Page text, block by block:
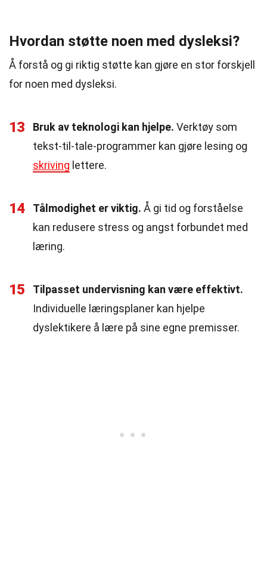
Hvordan støtte noen med dysleksi?
Å forstå og gi riktig støtte kan gjøre en stor forskjell
for noen med dysleksi.
13 Bruk av teknologi kan hjelpe. Verktøy som
tekst-til-tale-programmer kan gjøre lesing og
skriving lettere.
14 Tålmodighet er viktig. Å gi tid og forståelse
kan redusere stress og angst forbundet med
læring.
15
Tilpasset undervisning kan være effektivt.
Individuelle læringsplaner kan hjelpe
dyslektikere å lære på sine egne premisser.